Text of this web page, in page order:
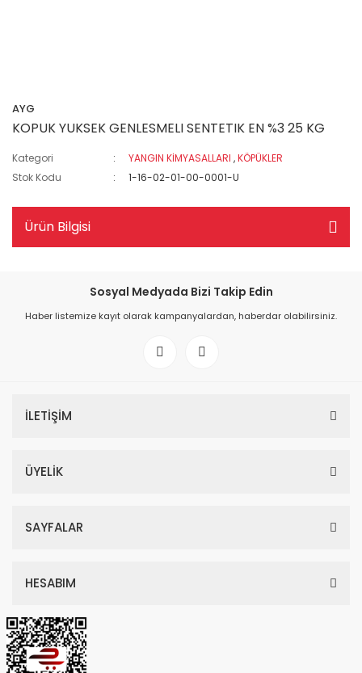
AYG
KOPUK YUKSEK GENLESMELI SENTETIK EN %3 25 KG
Kategori YANGIN KİMYASALLARI ,KÖPÜKLER
Stok Kodu
1-16-02-01-00-0001-U
Ürün Bilgisi
Sosyal Medyada Bizi Takip Edin
Haber listemize kayıt olarak kampanyalardan, haberdar olabilirsiniz.
İLETİŞİM
ÜYELİK
SAYFALAR
HESABIM